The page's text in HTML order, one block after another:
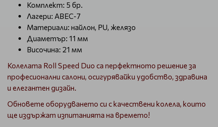
Комплект: 5 бр.
Лагери: ABEC-7
Материали: найлон, PU, желязо
Диаметър: 11 мм
Височина: 21 мм
Колелата Roll Speed Duo са перфектното решение за
професионални салони, осигурявайки удобство, здравина
и елегантен дизайн.
Обновете оборудването си с качествени колела, които
ще издържат изпитанията на времето!